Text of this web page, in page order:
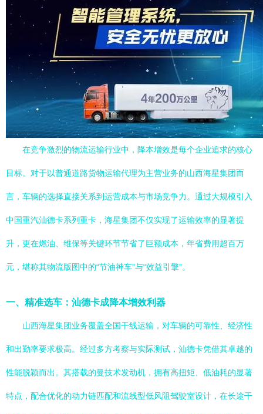
在竞争激烈的物流运输行业中，降本增效是每个企业追求的核心
目标。对于以普通道路货物运输代理为主营业务的山西海星集团而
言，车辆的选择直接关系到运营成本与市场竞争力。通过大规模引入
中国重汽汕德卡系列重卡，海星集团不仅实现了运输效率的显著提
升，更在燃油、维保等关键环节节省了巨额成本，年省费用超百万
元，堪称其物流版图中的“节油神车”与“效益引擎”。
一、精准选车：汕德卡成降本增效利器
山西海星集团业务覆盖全国干线运输，对车辆的可靠性、经济性
和出勤率要求极高。经过多方考察与实际测试，汕德卡凭借其卓越的
性能脱颖而出。其搭载的曼技术发动机，拥有高扭矩、低油耗的显著
特点，配合优化的动力链匹配和流线型低风阻驾驶室设计，在长途干